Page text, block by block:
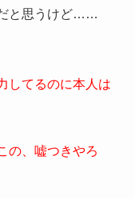
と思うけど……
してるのに本人は
の、嘘つきやろ